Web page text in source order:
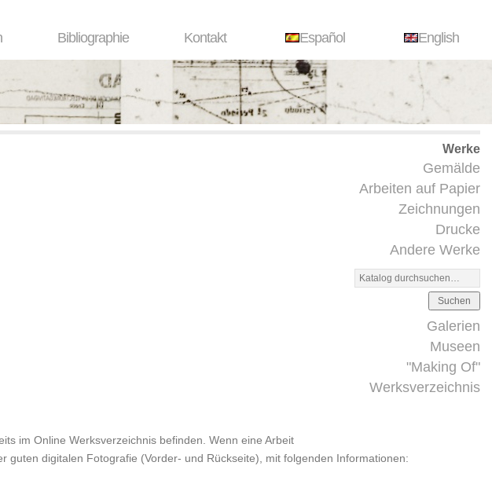
Bibliographie Kontakt Español English
Werke
Gemälde
Arbeiten auf Papier
Zeichnungen
Drucke
Andere Werke
Suchen
Galerien
Museen
"Making Of"
Werksverzeichnis
im Online Werksverzeichnis befinden. Wenn eine Arbeit
guten digitalen Fotografie (Vorder- und Rückseite), mit folgenden Informationen: